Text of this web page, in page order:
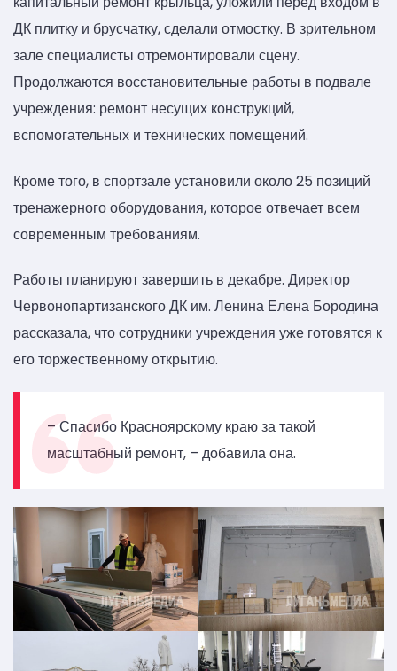
ДК плитку и брусчатку, сделали отмостку. В зрительном
зале специалисты отремонтировали сцену.
Продолжаются восстановительные работы в подвале
учреждения: ремонт несущих конструкций,
вспомогательных и технических помещений.
Кроме того, в спортзале установили около 25 позиций
тренажерного оборудования, которое отвечает всем
современным требованиям.
Работы планируют завершить в декабре. Директор
Червонопартизанского ДК им. Ленина Елена Бородина
рассказала, что сотрудники учреждения уже готовятся к
его торжественному открытию.
– Спасибо Красноярскому краю за такой
масштабный ремонт, – добавила она.